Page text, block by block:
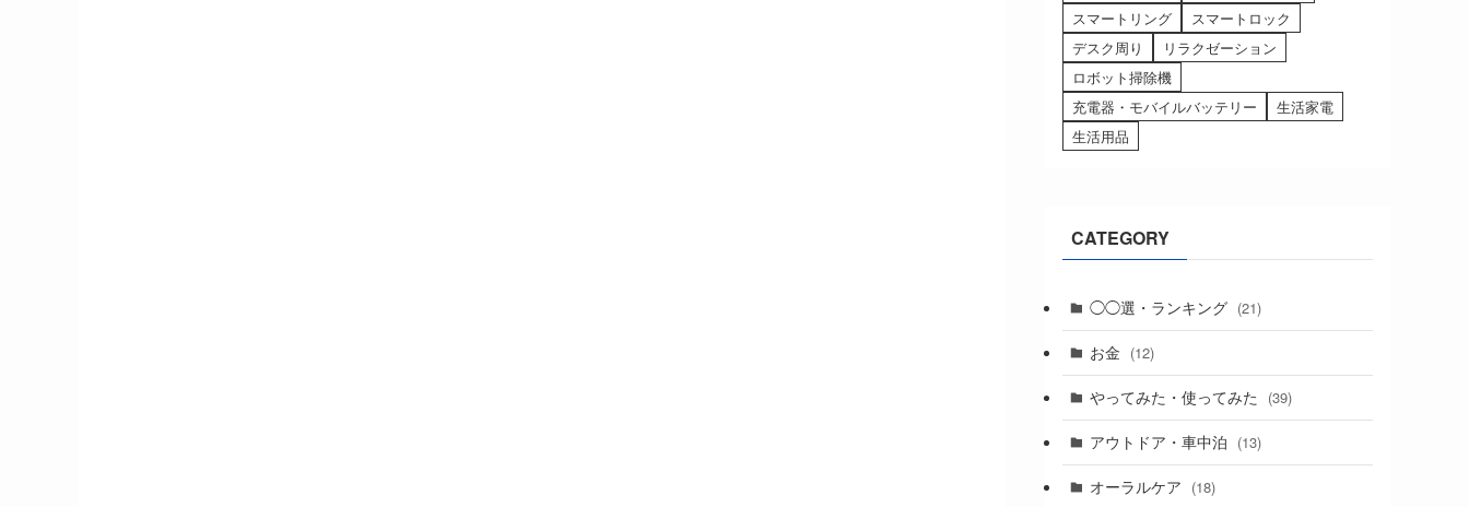
スマートリング
スマートロック
デスク周り
リラクゼーション
ロボット掃除機
充電器・モバイルバッテリー
生活家電
生活用品
CATEGORY
◯◯選・ランキング (21)
お金 (12)
やってみた・使ってみた (39)
アウトドア・車中泊 (13)
オーラルケア (18)